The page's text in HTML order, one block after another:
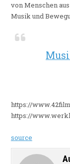
von Menschen
Musik und
https://
https://
source